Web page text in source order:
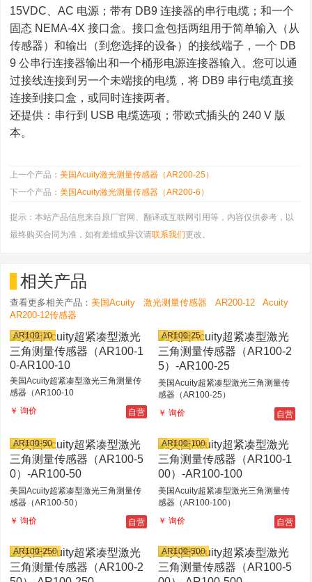
15VDC、AC 电源；带有 DB9 连接器的串行电缆；和一个
固态 NEMA-4X 接口盒。接口盒包括两组用于简单输入（从
传感器）和输出（到您选择的设备）的接线端子，一个 DB
9 公串行连接器输出和一个桶形电源连接器输入。您可以通
过接线连接到另一个未端接的电缆，将 DB9 串行电缆直接
连接到接口盒，或同时连接两者。
还提供：串行到 USB 电缆选项；带欧式插头的 240 V 版
本。
上一个产品：美国Acuity激光测量传感器（AR200-25）
下一个产品：美国Acuity激光测量传感器（AR200-6）
提示：本站产品信息来自原厂官网、翻译或互联网引用等，内容仅供参考，以
最终购买合同为准，如有差错或异议请联系我们更改。
相关产品
查看更多相关产品：美国Acuity 激光测量传感器 AR200-12
Acuity
AR200-12传感器
美国Acuity超紧凑型激光三角测量传
感器（AR100-10
￥ 询价
自营
AR100-10
美国Acuity超紧凑型激光三角测量传
感器（AR100-25）
￥ 询价
自营
AR100-25
美国Acuity超紧凑型激光三角测量传
感器（AR100-50）
￥ 询价
自营
AR100-50
美国Acuity超紧凑型激光三角测量传
感器（AR100-100）
￥ 询价
自营
AR100-100
AR100-250 AR100-500